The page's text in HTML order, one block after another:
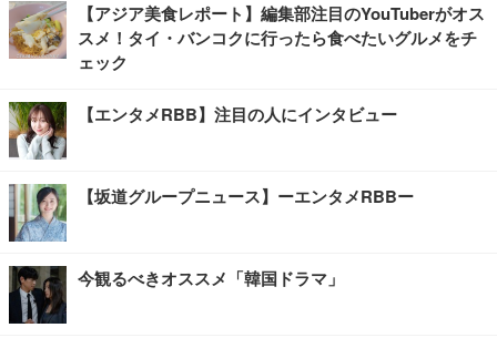
【アジア美食レポート】編集部注目のYouTuberがオス
スメ！タイ・バンコクに行ったら食べたいグルメをチ
ェック
【エンタメRBB】注目の人にインタビュー
【坂道グループニュース】ーエンタメRBBー
今観るべきオススメ「韓国ドラマ」